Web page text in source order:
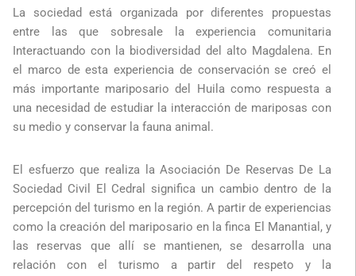
La sociedad está organizada por diferentes propuestas
entre las que sobresale la experiencia comunitaria
Interactuando con la biodiversidad del alto Magdalena. En
el marco de esta experiencia de conservación se creó el
más importante mariposario del Huila como respuesta a
una necesidad de estudiar la interacción de mariposas con
su medio y conservar la fauna animal.
El esfuerzo que realiza la Asociación De Reservas De La
Sociedad Civil El Cedral significa un cambio dentro de la
percepción del turismo en la región. A partir de experiencias
como la creación del mariposario en la finca El Manantial, y
las reservas que allí se mantienen, se desarrolla una
relación con el turismo a partir del respeto y la